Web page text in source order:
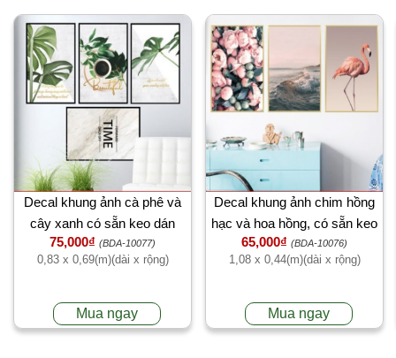
Decal khung ảnh cà phê và
cây xanh có sẵn keo dán
tường kính
75,000₫ (BDA-10077)
0,83 x 0,69(m)(dài x rộng)
Mua ngay
Decal khung ảnh chim hồng
hạc và hoa hồng, có sẵn keo
dán 2 mặt, trang trí quán trà
sữa TPHCM
65,000₫ (BDA-10076)
1,08 x 0,44(m)(dài x rộng)
Mua ngay